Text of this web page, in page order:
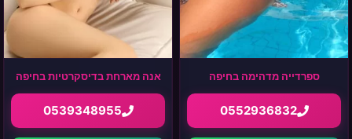
ספרדייה מדהימה בחיפה
0552936832
אנה מארחת בדיסקרטיות בחיפה
0539348955